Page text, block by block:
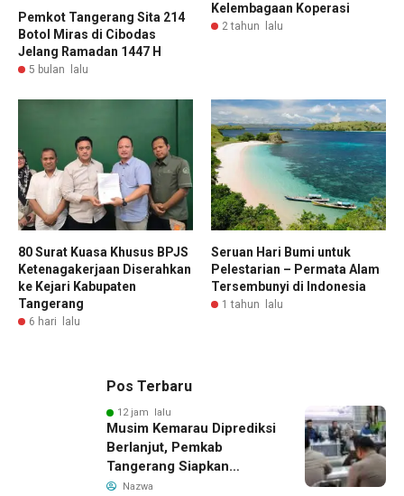
Pemkot Tangerang Sita 214
Botol Miras di Cibodas
Jelang Ramadan 1447 H
5 bulan lalu
Kelembagaan Koperasi
2 tahun lalu
80 Surat Kuasa Khusus BPJS
Ketenagakerjaan Diserahkan
ke Kejari Kabupaten
Tangerang
6 hari lalu
Seruan Hari Bumi untuk
Pelestarian – Permata Alam
Tersembunyi di Indonesia
1 tahun lalu
Pos Terbaru
12 jam lalu
Musim Kemarau Diprediksi
Berlanjut, Pemkab
Tangerang Siapkan
Langkah Antisipasi Krisis
Nazwa